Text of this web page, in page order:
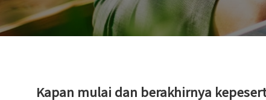
Kapan mulai dan berakhirnya